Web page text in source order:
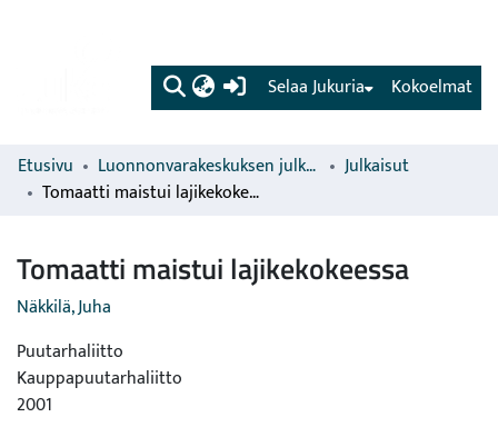
(current) Kokoelmat
Selaa Jukuria
Etusivu Luonnonvarakeskuksen julkaisut
Julkaisut
Tomaatti maistui lajikekokeessa
Tomaatti maistui lajikekokeessa
Näkkilä, Juha
Puutarhaliitto
Kauppapuutarhaliitto
2001